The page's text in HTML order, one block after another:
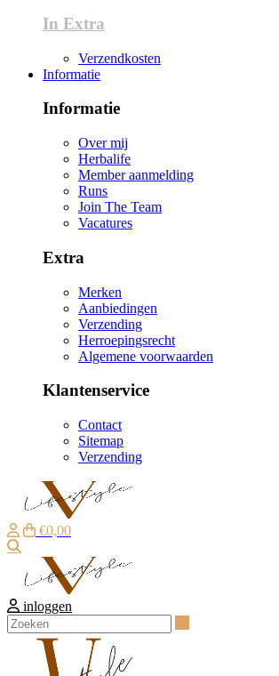
In Extra
Verzendkosten
Informatie
Informatie
Over mij
Herbalife
Member aanmelding
Runs
Join The Team
Vacatures
Extra
Merken
Aanbiedingen
Verzending
Herroepingsrecht
Algemene voorwaarden
Klantenservice
Contact
Sitemap
Verzending
€0,00
inloggen